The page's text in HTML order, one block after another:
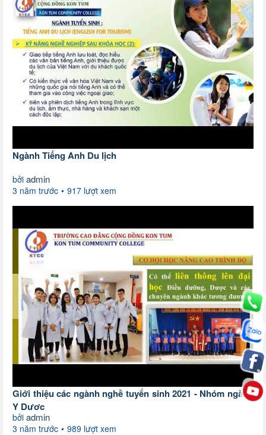
Ngành Tiếng Anh Du lịch
bởi admin
3 năm trước 917 lượt xem
Giới thiệu các ngành nghề tuyển sinh 2021 - Nhóm ngành
Y Dược
bởi admin
3 năm trước 989 lượt xem